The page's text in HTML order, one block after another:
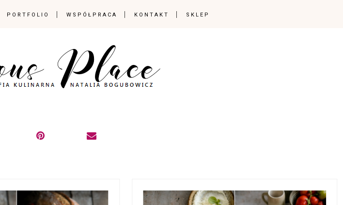
PORTFOLIO WSPÓŁPRACA KONTAKT SKLEP